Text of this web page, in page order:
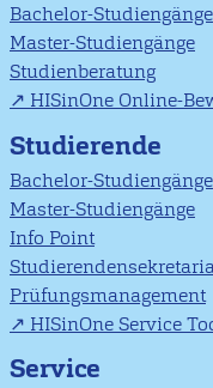
Bachelor-Studiengänge
Master-Studiengänge
Studienberatung
HISinOne Online-
Studierende
Bachelor-Studiengänge
Master-Studiengänge
Info Point
Prüfungsmanagement
HISinOne Service
Service